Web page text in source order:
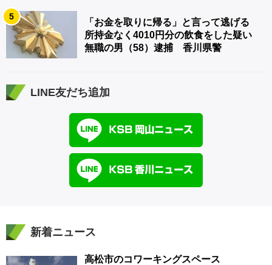
5
「お金を取りに帰る」と言って逃げる
所持金なく4010円分の飲食をした疑い
無職の男（58）逮捕 香川県警
LINE友だち追加
新着ニュース
高松市のコワーキングスペース